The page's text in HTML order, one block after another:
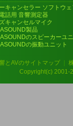
キャンセラー ソフトウ
話用 音響測定器
キャンセルマイク
製品
のスピーカーユ
の振動ユニット
とAVのサイトマップ
Copyright(c) 2001-